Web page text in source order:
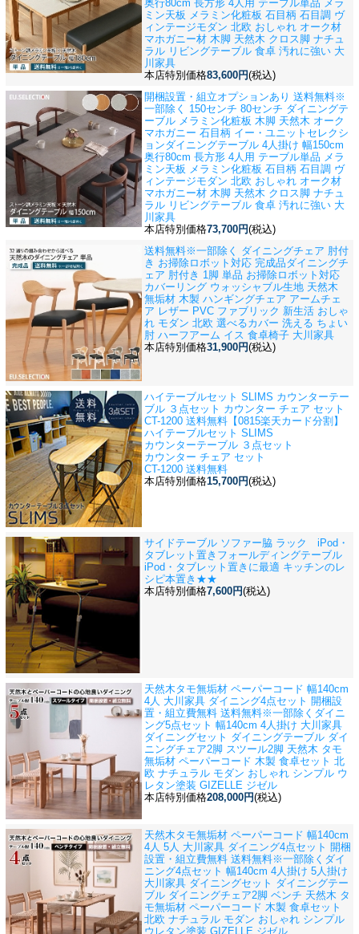
奥行80cm 長方形 4人用 テーブル単品 メラ
ミン天板 メラミン化粧板 石目柄 石目調 ヴ
ィンテージモダン 北欧 おしゃれ オーク材
マホガニー材 木脚 天然木 クロス脚 ナチュ
ラル リビングテーブル 食卓 汚れに強い 大
川家具
本店特別価格83,600円(税込)
開梱設置・組立オプションあり 送料無料※
一部除く 150センチ 80センチ ダイニングテ
ーブル メラミン化粧板 木脚 天然木 オーク
マホガニー 石目柄 イー・ユニットセレクシ
ョンダイニングテーブル 4人掛け 幅150cm
奥行80cm 長方形 4人用 テーブル単品 メラ
ミン天板 メラミン化粧板 石目柄 石目調 ヴ
ィンテージモダン 北欧 おしゃれ オーク材
マホガニー材 木脚 天然木 クロス脚 ナチュ
ラル リビングテーブル 食卓 汚れに強い 大
川家具
本店特別価格73,700円(税込)
送料無料※一部除く ダイニングチェア 肘付
き お掃除ロボット対応 完成品ダイニングチ
ェア 肘付き 1脚 単品 お掃除ロボット対応
カバーリング ウォッシャブル生地 天然木
無垢材 木製 ハンギングチェア アームチェ
ア レザー PVC ファブリック 新生活 おしゃ
れ モダン 北欧 選べるカバー 洗える ちょい
肘 ハーフアーム イス 食卓椅子 大川家具
本店特別価格31,900円(税込)
ハイテーブルセット SLIMS カウンターテー
ブル ３点セット カウンター チェア セット
CT-1200 送料無料【0815楽天カード分割】
ハイテーブルセット SLIMS
カウンターテーブル ３点セット
カウンター チェア セット
CT-1200 送料無料
本店特別価格15,700円(税込)
サイドテーブル ソファー脇 ラック iPod・
タブレット置き フォールディングテーブル
iPod・タブレット置きに最適 キッチンのレ
シピ本置き★★
本店特別価格7,600円(税込)
天然木タモ無垢材 ペーパーコード 幅140cm
4人 大川家具 ダイニング4点セット 開梱設
置・組立費無料 送料無料※一部除く ダイニ
ング5点セット 幅140cm 4人掛け 大川家具
ダイニングセット ダイニングテーブル ダイ
ニングチェア2脚 スツール2脚 天然木 タモ
無垢材 ペーパーコード 木製 食卓セット 北
欧 ナチュラル モダン おしゃれ シンプル ウ
レタン塗装 GIZELLE ジゼル
本店特別価格208,000円(税込)
天然木タモ無垢材 ペーパーコード 幅140cm
4人 5人 大川家具 ダイニング4点セット 開梱
設置・組立費無料 送料無料※一部除く ダイ
ニング4点セット 幅140cm 4人掛け 5人掛け
大川家具 ダイニングセット ダイニングテー
ブル ダイニングチェア2脚 ベンチ 天然木 タ
モ無垢材 ペーパーコード 木製 食卓セット
北欧 ナチュラル モダン おしゃれ シンプル
ウレタン塗装 GIZELLE ジゼル